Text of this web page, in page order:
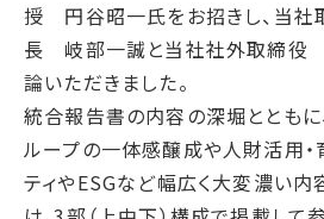
ガバナンス
コーポレートガバナンス
コンプライアンス
リスクマネジメント
情報セキュリティ
ガバナンスデータ
授 円谷昭一氏をお招きし、当社
⾧ 岐部一誠と当社社外取締役
論いただきました。
統合報告書の内容の深堀とともに
ループの一体感醸成や人財活用・
ティやESGなど幅広く大変濃い内